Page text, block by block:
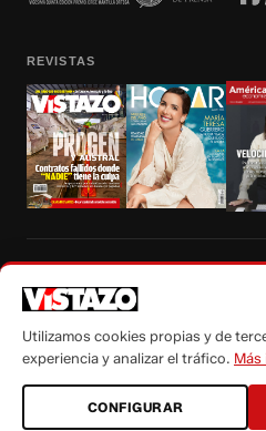
REVISTAS
autorización escrita de su titular, de todos
Utilizamos cookies propias y de
experiencia y analizar el tráfico.
CONFIGURAR